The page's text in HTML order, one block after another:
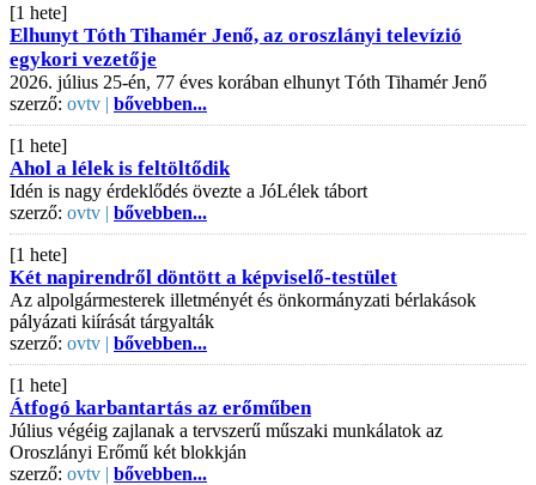
[1 hete]
Elhunyt Tóth Tihamér Jenő, az oroszlányi televízió
egykori vezetője
2026. július 25-én, 77 éves korában elhunyt Tóth Tihamér Jenő
szerző: ovtv | bővebben...
[1 hete]
Ahol a lélek is feltöltődik
Idén is nagy érdeklődés övezte a JóLélek tábort
szerző: ovtv | bővebben...
[1 hete]
Két napirendről döntött a képviselő-testület
Az alpolgármesterek illetményét és önkormányzati bérlakások
pályázati kiírását tárgyalták
szerző: ovtv | bővebben...
[1 hete]
Átfogó karbantartás az erőműben
Július végéig zajlanak a tervszerű műszaki munkálatok az
Oroszlányi Erőmű két blokkján
szerző: ovtv | bővebben...